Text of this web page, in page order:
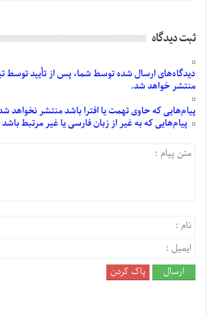
ثبت دیدگاه
دیدگاه‌هایارسالشدهتوسط شما، پس ازتأییدتوسط
منتشر خواهد شد.
پیام‌هاییکه حاوی تهمت یا افترا باشد منتشر نخواهد
پیام‌هاییکه به غیر از زبان فارسی یا غیر مرتبط